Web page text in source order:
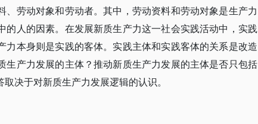
劳动对象和劳动者。其中，劳动资料和劳动对象是生产力
的人的因素。在发展新质生产力这一社会实践活动中，实践
力本身则是实践的客体。实践主体和实践客体的关系是改造
生产力发展的主体？推动新质生产力发展的主体是否只包括
决于对新质生产力发展逻辑的认识。